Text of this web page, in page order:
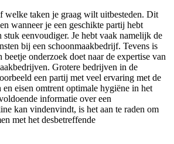
welke taken je graag wilt uitbesteden. Dit
wanneer je een geschikte partij hebt
stuk eenvoudiger. Je hebt vaak namelijk de
bij een schoonmaakbedrijf. Tevens is
onderzoek doet naar de expertise van
Grotere bedrijven in de
een partij met veel ervaring met de
eisen omtrent optimale hygiëne in het
informatie over een
kan vindenvindt, is het aan te raden om
met het desbetreffende